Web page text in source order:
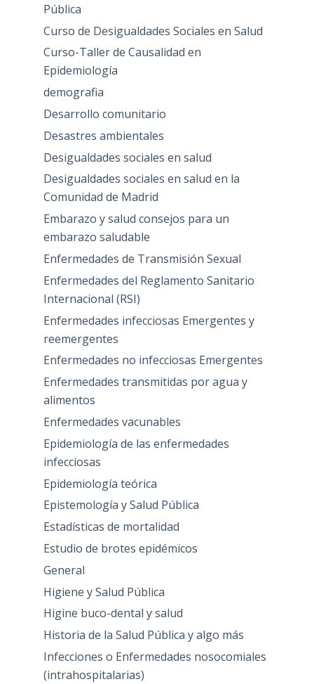
Pública
Curso de Desigualdades Sociales en Salud
Curso-Taller de Causalidad en
Epidemiología
demografia
Desarrollo comunitario
Desastres ambientales
Desigualdades sociales en salud
Desigualdades sociales en salud en la
Comunidad de Madrid
Embarazo y salud consejos para un
embarazo saludable
Enfermedades de Transmisión Sexual
Enfermedades del Reglamento Sanitario
Internacional (RSI)
Enfermedades infecciosas Emergentes y
reemergentes
Enfermedades no infecciosas Emergentes
Enfermedades transmitidas por agua y
alimentos
Enfermedades vacunables
Epidemiología de las enfermedades
infecciosas
Epidemiología teórica
Epistemología y Salud Pública
Estadísticas de mortalidad
Estudio de brotes epidémicos
General
Higiene y Salud Pública
Higine buco-dental y salud
Historia de la Salud Pública y algo más
Infecciones o Enfermedades nosocomiales
(intrahospitalarias)